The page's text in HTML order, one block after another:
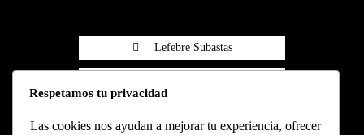
Lefebre Subastas
Respetamos tu privacidad
Las cookies nos ayudan a mejorar tu experiencia, ofrecer